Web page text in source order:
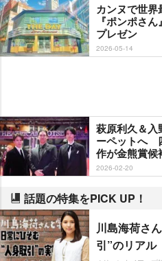
カンヌで世
『ポンポさ
プレゼン
2026-05-14
萩原利久＆入
ーペットへ
作が金熊賞候
2026-02-20
話題の特集をPICK UP！
川島海荷さ
引”のリアル